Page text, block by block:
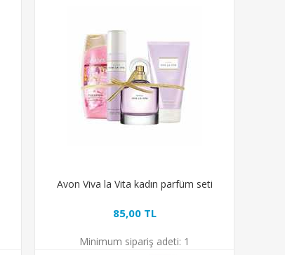
Avon Viva la Vita kadın parfüm seti
85,00 TL
Minimum sipariş adeti: 1